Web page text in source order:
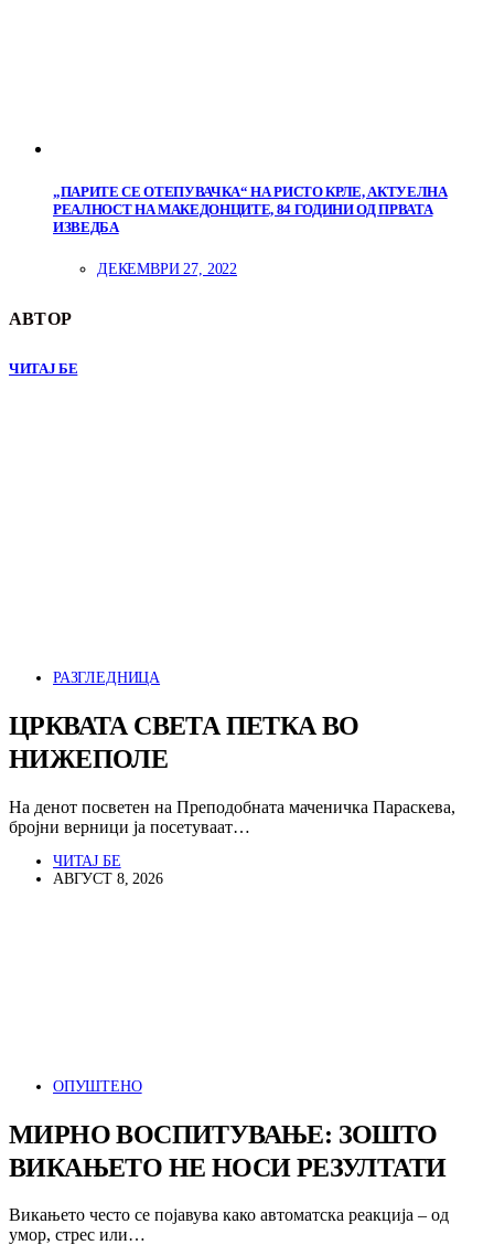
„ПАРИТЕ СЕ ОТЕПУВАЧКА“ НА РИСТО КРЛЕ, АКТУЕЛНА
РЕАЛНОСТ НА МАКЕДОНЦИТЕ, 84 ГОДИНИ ОД ПРВАТА
ИЗВЕДБА
ДЕКЕМВРИ 27, 2022
АВТОР
ЧИТАЈ БЕ
РАЗГЛЕДНИЦА
ЦРКВАТА СВЕТА ПЕТКА ВО
НИЖЕПОЛЕ
На денот посветен на Преподобната маченичка Параскева,
бројни верници ја посетуваат…
ЧИТАЈ БЕ
АВГУСТ 8, 2026
ОПУШТЕНО
МИРНО ВОСПИТУВАЊЕ: ЗОШТО
ВИКАЊЕТО НЕ НОСИ РЕЗУЛТАТИ
Викањето често се појавува како автоматска реакција – од
умор, стрес или…